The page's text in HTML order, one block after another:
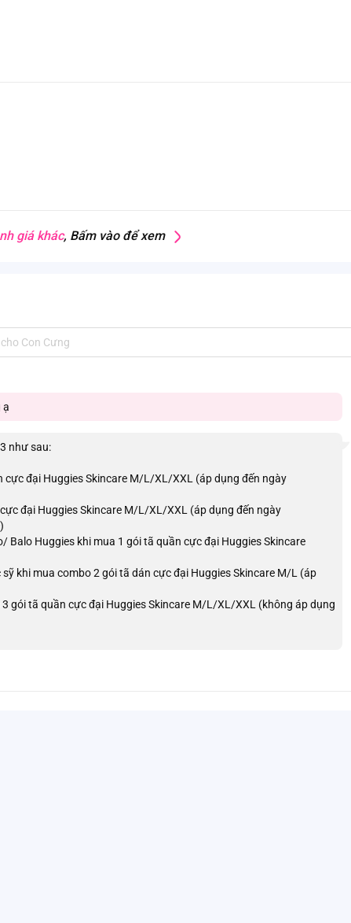
giá khác, Bấm vào để xem
ạ
như sau:
cực đại Huggies Skincare M/L/XL/XXL (áp dụng đến ngày
đại Huggies Skincare M/L/XL/XXL (áp dụng đến ngày
Balo Huggies khi mua 1 gói tã quần cực đại Huggies Skincare
khi mua combo 2 gói tã dán cực đại Huggies Skincare M/L (áp
gói tã quần cực đại Huggies Skincare M/L/XL/XXL (không áp dụng